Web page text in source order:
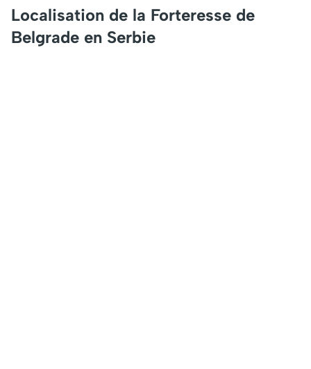
Localisation de la Forteresse de
Belgrade en Serbie